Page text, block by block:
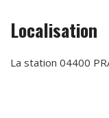
Localisation
La station 04400